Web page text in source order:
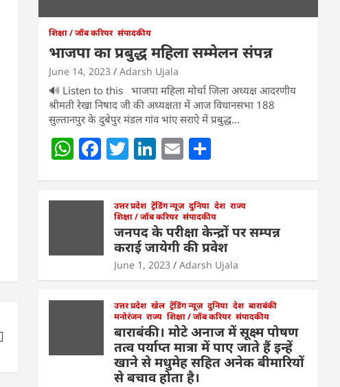
शिक्षा / जॉब करियर संपादकीय
भाजपा का प्रबुद्ध महिला सम्मेलन संपन्न
June 14, 2023 Adarsh Ujala
🔊 Listen to this भाजपा महिला मोर्चा जिला अध्यक्ष आदरणीय
श्रीमती रेखा निषाद जी की अध्यक्षता में आज विधानसभा 188
सुल्तानपुर के दुबेपुर मंडल गांव भांए सराऐ में प्रबुद्ध…
W
at
p
p
F
c
b
o
o
k
T
er
Li
e
dI
n
E
l e
उत्तर प्रदेश ट्रेंडिंग न्यूज़ दुनिया देश राज्य
शिक्षा / जॉब करियर संपादकीय
जनपद के परीक्षा केन्द्रों पर सम्पन्न
कराई जायेगी की प्रवेश
June 1, 2023 Adarsh Ujala
उत्तर प्रदेश खेल ट्रेंडिंग न्यूज़ दुनिया देश बाराबंकी
मनोरंजन राज्य शिक्षा / जॉब करियर संपादकीय
बाराबंकी। मोटे अनाज में सूक्ष्म पोषण
तत्व पर्याप्त मात्रा में पाए जाते हैं इन्हें
खाने से मधुमेह सहित अनेक बीमारियों
से बचाव होता है।